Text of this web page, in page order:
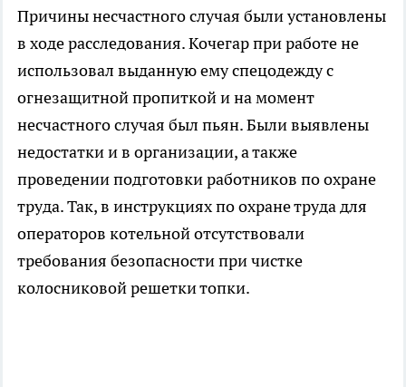
Причины несчастного случая были установлены
в ходе расследования. Кочегар при работе не
использовал выданную ему спецодежду с
огнезащитной пропиткой и на момент
несчастного случая был пьян. Были выявлены
недостатки и в организации, а также
проведении подготовки работников по охране
труда. Так, в инструкциях по охране труда для
операторов котельной отсутствовали
требования безопасности при чистке
колосниковой решетки топки.